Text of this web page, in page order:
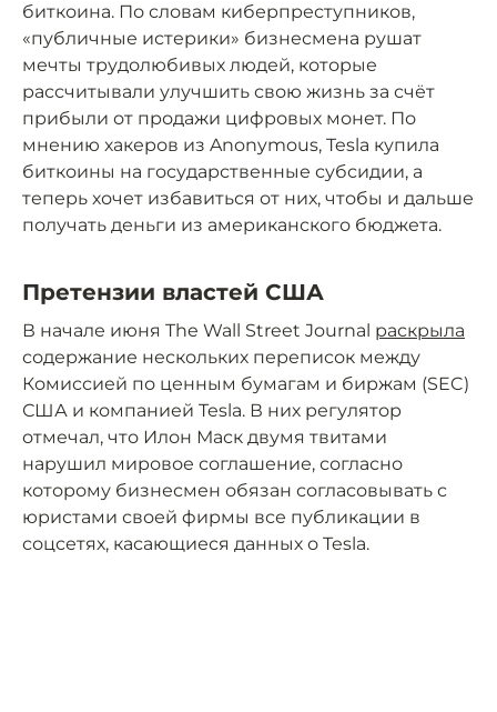
биткоина. По словам киберпреступников,
«публичные истерики» бизнесмена рушат
мечты трудолюбивых людей, которые
рассчитывали улучшить свою жизнь за счёт
прибыли от продажи цифровых монет. По
мнению хакеров из Anonymous, Tesla купила
биткоины на государственные субсидии, а
теперь хочет избавиться от них, чтобы и дальше
получать деньги из американского бюджета.
Претензии властей США
В начале июня The Wall Street Journal раскрыла
содержание нескольких переписок между
Комиссией по ценным бумагам и биржам (SEC)
США и компанией Tesla. В них регулятор
отмечал, что Илон Маск двумя твитами
нарушил мировое соглашение, согласно
которому бизнесмен обязан согласовывать с
юристами своей фирмы все публикации в
соцсетях, касающиеся данных о Tesla.